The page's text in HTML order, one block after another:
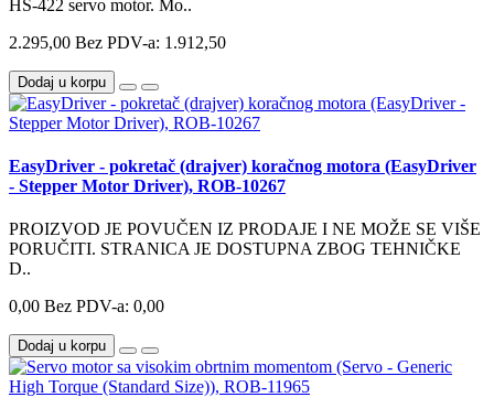
HS-422 servo motor. Mo..
2.295,00 Bez PDV-a: 1.912,50
Dodaj u korpu
EasyDriver - pokretač (drajver) koračnog motora (EasyDriver
- Stepper Motor Driver), ROB-10267
PROIZVOD JE POVUČEN IZ PRODAJE I NE MOŽE SE VIŠE
PORUČITI. STRANICA JE DOSTUPNA ZBOG TEHNIČKE
D..
0,00 Bez PDV-a: 0,00
Dodaj u korpu